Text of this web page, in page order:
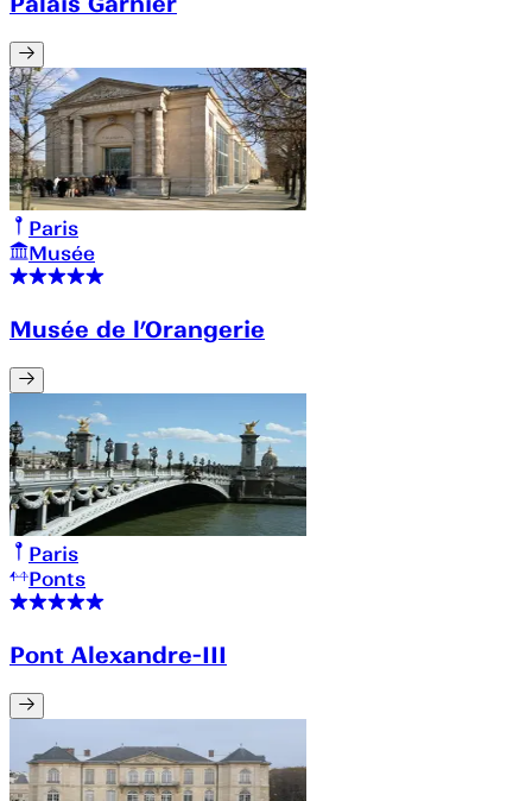
Paris
Musée
Musée de l’Orangerie
Paris
Ponts
Pont Alexandre-III